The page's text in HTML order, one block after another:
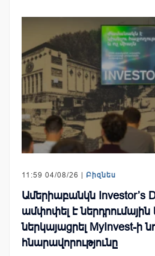
11:59 04/08/26 | Բիզնես
Ամերիաբանկն Investor’s
ամփոփել է ներդրումային
ներկայացրել MyInvest-ի
հնարավորությունը